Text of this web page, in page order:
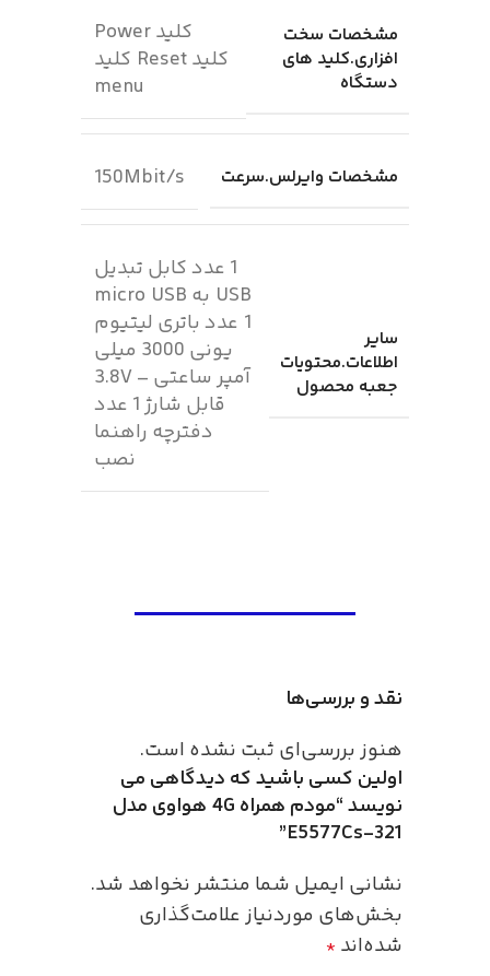
مشخصات سخت
افزاری.کلید های
دستگاه
کلید Power
کلید Reset کلید
menu
مشخصات وایرلس.سرعت 150Mbit/s
سایر
اطلاعات.محتویات
جعبه محصول
1 عدد کابل تبدیل
USB به micro USB
1 عدد باتری لیتیوم
یونی 3000 میلی
آمپر ساعتی – 3.8V
قابل شارژ 1 عدد
دفترچه راهنما
نصب
نقد و بررسی‌ها
هنوز بررسی‌ای ثبت نشده است.
اولین کسی باشید که دیدگاهی می
نویسد “مودم همراه 4G هواوی مدل
E5577Cs-321”
نشانی ایمیل شما منتشر نخواهد شد.
بخش‌های موردنیاز علامت‌گذاری
شده‌اند *